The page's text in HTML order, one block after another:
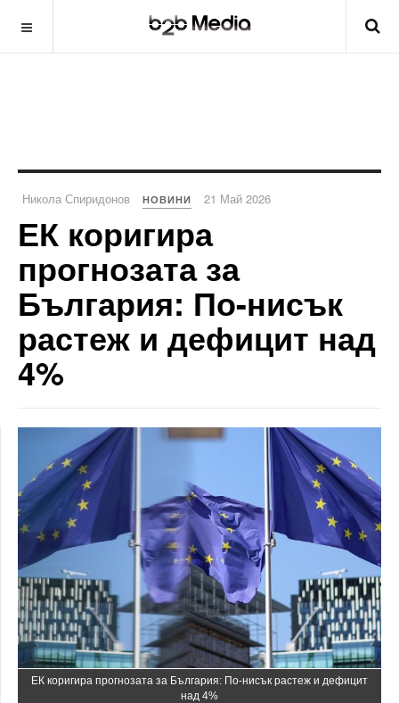
Никола Спиридонов НОВИНИ 21 Май 2026
ЕК коригира
прогнозата за
България: По-нисък
растеж и дефицит над
4%
ЕК коригира прогнозата за България: По-нисък растеж и дефицит
над 4%